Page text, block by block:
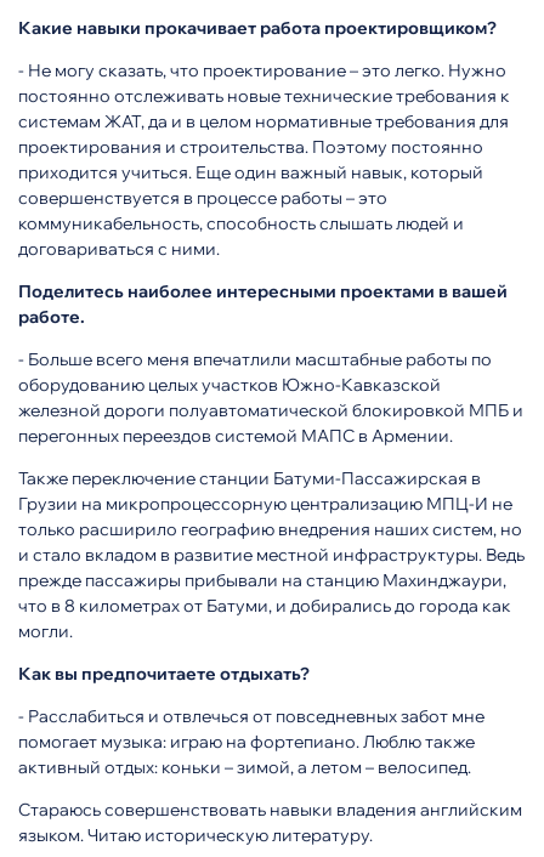
Какие навыки прокачивает работа проектировщиком?
- Не могу сказать, что проектирование – это легко. Нужно
постоянно отслеживать новые технические требования к
системам ЖАТ, да и в целом нормативные требования для
проектирования и строительства. Поэтому постоянно
приходится учиться. Еще один важный навык, который
совершенствуется в процессе работы – это
коммуникабельность, способность слышать людей и
договариваться с ними.
Поделитесь наиболее интересными проектами в вашей
работе.
- Больше всего меня впечатлили масштабные работы по
оборудованию целых участков Южно-Кавказской
железной дороги полуавтоматической блокировкой МПБ и
перегонных переездов системой МАПС в Армении.
Также переключение станции Батуми-Пассажирская в
Грузии на микропроцессорную централизацию МПЦ-И не
только расширило географию внедрения наших систем, но
и стало вкладом в развитие местной инфраструктуры. Ведь
прежде пассажиры прибывали на станцию Махинджаури,
что в 8 километрах от Батуми, и добирались до города как
могли.
Как вы предпочитаете отдыхать?
- Расслабиться и отвлечься от повседневных забот мне
помогает музыка: играю на фортепиано. Люблю также
активный отдых: коньки – зимой, а летом – велосипед.
Стараюсь совершенствовать навыки владения английским
языком. Читаю историческую литературу.